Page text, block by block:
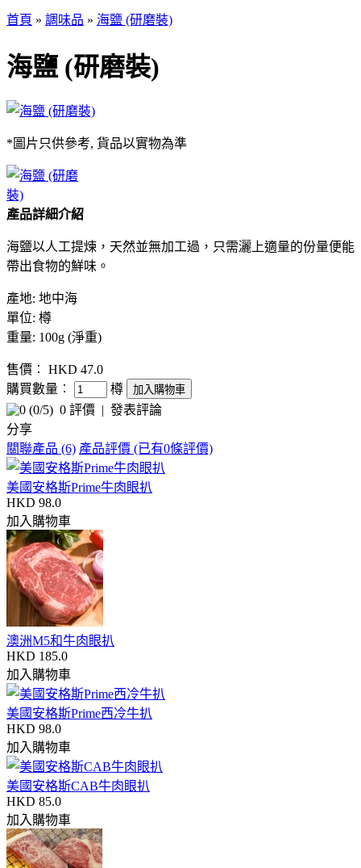
首頁 » 調味品 » 海鹽 (研磨裝)
海鹽 (研磨裝)
*圖片只供參考, 貨品以實物為準
產品詳細介紹
海鹽以人工提煉，天然並無加工過，只需灑上適量的份量便能
帶出食物的鮮味。
產地: 地中海
單位: 樽
重量: 100g (淨重)
售價︰
HKD 47.0
購買數量︰
樽
(0/5) 0 評價 | 發表評論
分享
關聯產品 (6) 產品評價 (已有0條評價)
美國安格斯Prime牛肉眼扒
HKD 98.0
加入購物車
澳洲M5和牛肉眼扒
HKD 185.0
加入購物車
美國安格斯Prime西冷牛扒
HKD 98.0
加入購物車
美國安格斯CAB牛肉眼扒
HKD 85.0
加入購物車